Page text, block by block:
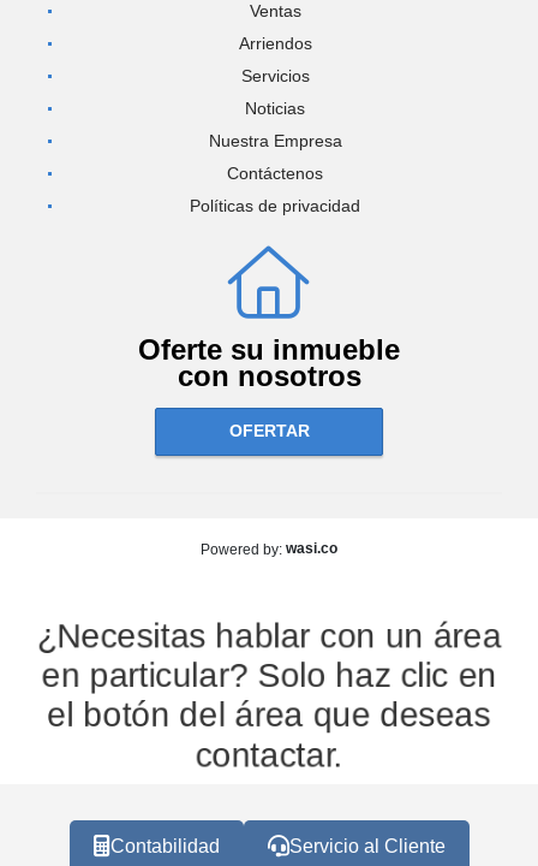
Ventas
Arriendos
Servicios
Noticias
Nuestra Empresa
Contáctenos
Políticas de privacidad
Oferte su inmueble
con nosotros
OFERTAR
Powered by: wasi.co
¿Necesitas hablar con un área
en particular? Solo haz clic en
el botón del área que deseas
contactar.
Contabilidad Servicio al Cliente